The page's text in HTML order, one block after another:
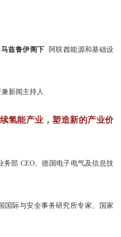
马兹鲁伊阁下
阿联酋能源和基础设
新闻主持人
氢能产业，塑造新的产业价
务部 CEO、德国电子电气及信息技
国际与安全事务研究所专家、国家